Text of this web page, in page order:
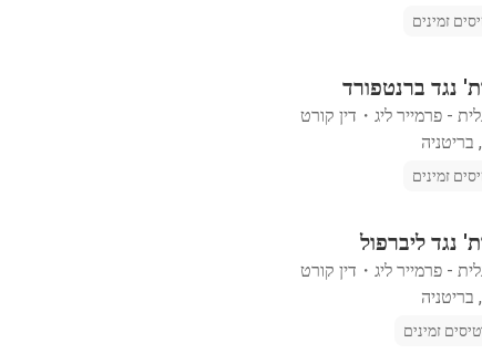
נגד ברנטפורד
- פרמייר ליג ・ דין קורט
בריטניה
נגד ליברפול
- פרמייר ליג ・ דין קורט
בריטניה